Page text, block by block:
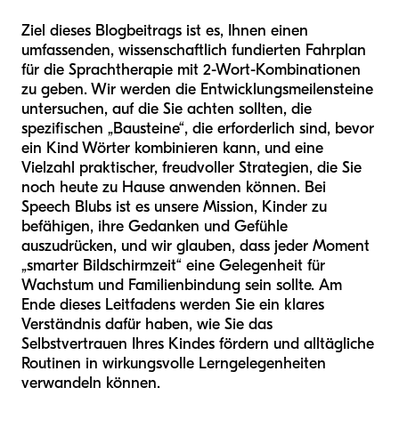
Ziel dieses Blogbeitrags ist es, Ihnen einen
umfassenden, wissenschaftlich fundierten Fahrplan
für die Sprachtherapie mit 2-Wort-Kombinationen
zu geben. Wir werden die Entwicklungsmeilensteine
untersuchen, auf die Sie achten sollten, die
spezifischen „Bausteine“, die erforderlich sind, bevor
ein Kind Wörter kombinieren kann, und eine
Vielzahl praktischer, freudvoller Strategien, die Sie
noch heute zu Hause anwenden können. Bei
Speech Blubs ist es unsere Mission, Kinder zu
befähigen, ihre Gedanken und Gefühle
auszudrücken, und wir glauben, dass jeder Moment
„smarter Bildschirmzeit“ eine Gelegenheit für
Wachstum und Familienbindung sein sollte. Am
Ende dieses Leitfadens werden Sie ein klares
Verständnis dafür haben, wie Sie das
Selbstvertrauen Ihres Kindes fördern und alltägliche
Routinen in wirkungsvolle Lerngelegenheiten
verwandeln können.